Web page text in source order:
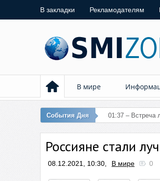
В закладки Рекламодателям
В мире
События Дня 01:37 – Встреча
Россияне стали
08.12.2021, 10:30, В мире 0